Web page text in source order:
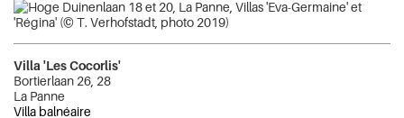
Villa 'Les Cocorlis'
Bortierlaan 26, 28
La Panne
Villa balnéaire